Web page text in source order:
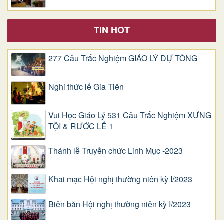
TIN HOT
277 Câu Trắc Nghiệm GIÁO LÝ DỰ TÒNG
Nghi thức lễ Gia Tiên
Vui Học Giáo Lý 531 Câu Trắc Nghiệm XƯNG
TỘI & RƯỚC LỄ 1
Thánh lễ Truyền chức Linh Mục -2023
Khai mạc Hội nghị thường niên kỳ I/2023
Biên bản Hội nghị thường niên kỳ I/2023